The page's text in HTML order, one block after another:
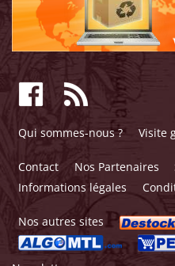
Qui sommes-nous ? Visite
Contact Nos Partenaires
Informations légales
Nos autres sites